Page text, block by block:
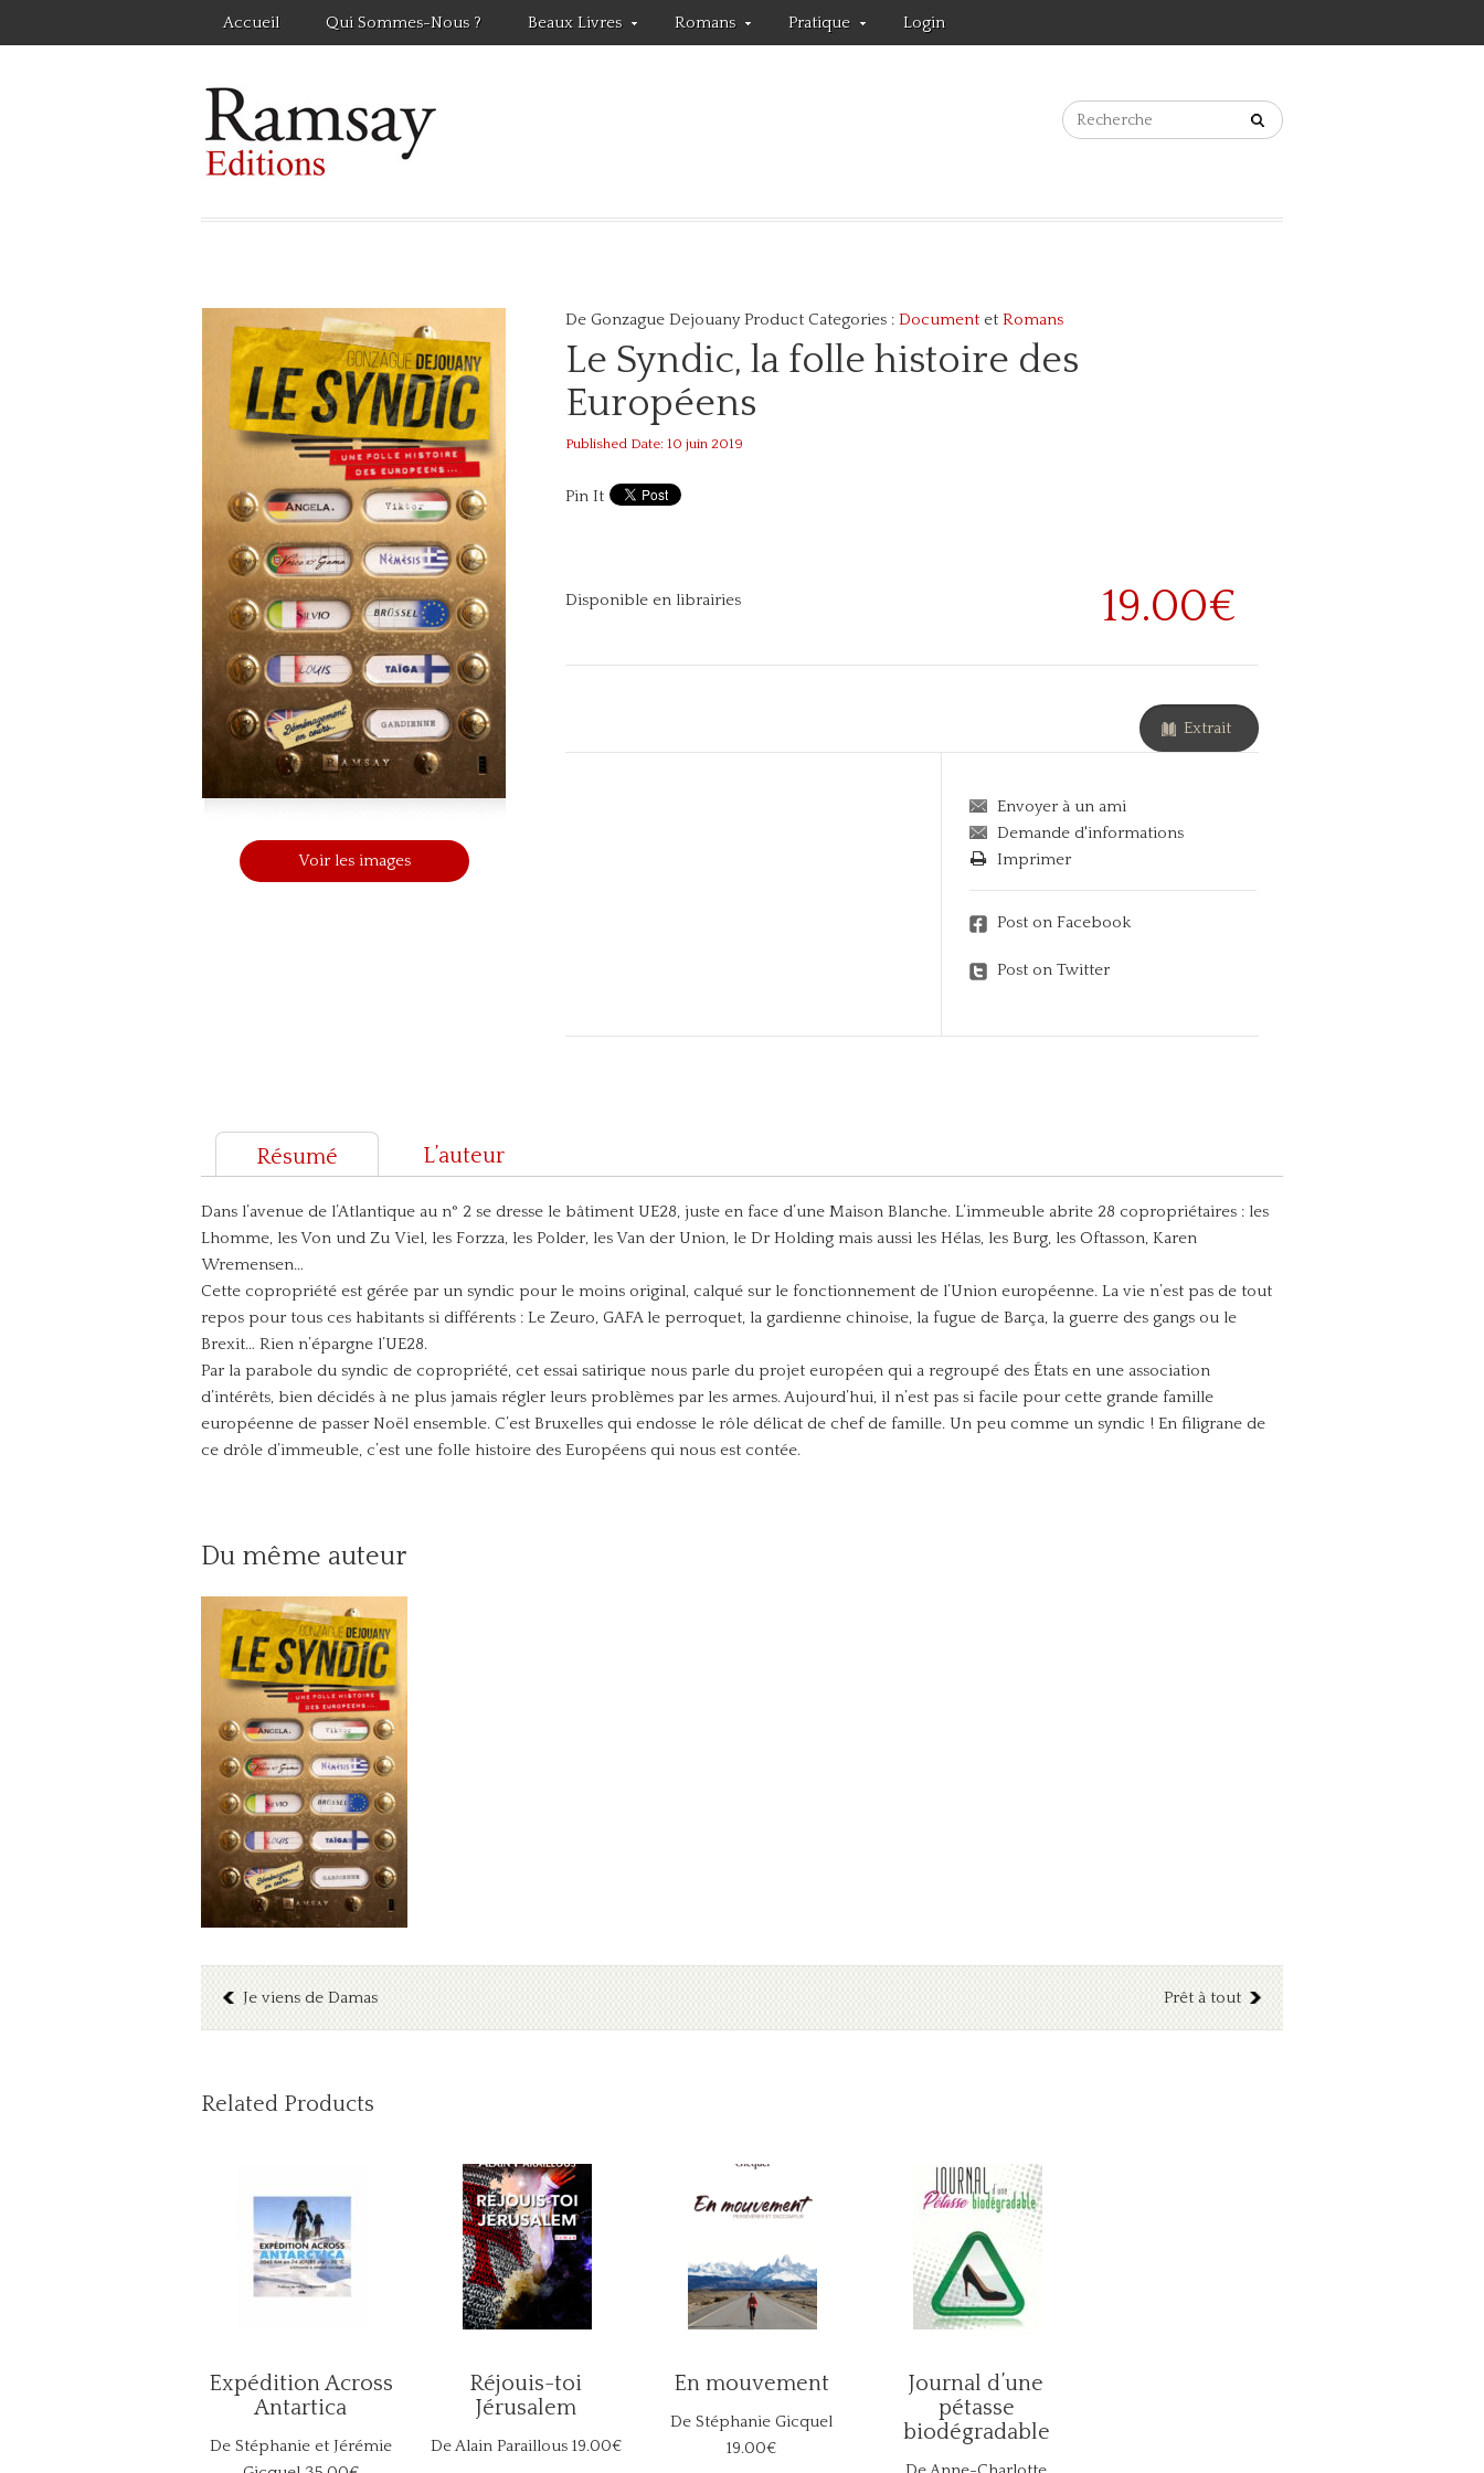
Accueil Qui Sommes-Nous ? Beaux Livres Romans Pratique Login
Voir les images
De Gonzague DejouanyProduct Categories :Document etRomans
Le Syndic, la folle histoire des
Européens
Published Date: 10 juin 2019
Pin It
Disponible en librairies 19.00€
Extrait
Envoyer à un ami
Demande d'informations
Imprimer
Post on Facebook
Post on Twitter
Résumé L’auteur
Dans l’avenue de l’Atlantique au n° 2 se dresse le bâtiment UE28, juste en face d’une Maison Blanche. L’immeuble abrite 28 copropriétaires : les
Lhomme, les Von und Zu Viel, les Forzza, les Polder, les Van der Union, le Dr Holding mais aussi les Hélas, les Burg, les Oftasson, Karen
Wremensen…
Cette copropriété est gérée par un syndic pour le moins original, calqué sur le fonctionnement de l’Union européenne. La vie n’est pas de tout
repos pour tous ces habitants si différents : Le Zeuro, GAFA le perroquet, la gardienne chinoise, la fugue de Barça, la guerre des gangs ou le
Brexit… Rien n’épargne l’UE28.
Par la parabole du syndic de copropriété, cet essai satirique nous parle du projet européen qui a regroupé des États en une association
d’intérêts, bien décidés à ne plus jamais régler leurs problèmes par les armes. Aujourd’hui, il n’est pas si facile pour cette grande famille
européenne de passer Noël ensemble. C’est Bruxelles qui endosse le rôle délicat de chef de famille. Un peu comme un syndic ! En filigrane de
ce drôle d’immeuble, c’est une folle histoire des Européens qui nous est contée.
Du même auteur
Je viens de Damas Prêt à tout
Related Products
Expédition Across
Antartica
De Stéphanie et Jérémie
Réjouis-toi
Jérusalem
De Alain Paraillous 19.00€
En mouvement
De Stéphanie Gicquel
19.00€
Journal d’une
pétasse
biodégradable